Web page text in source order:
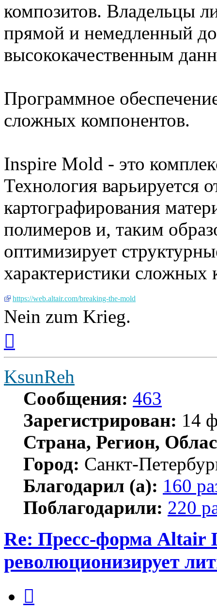
композитов. Владельцы
прямой и немедленный
высококачественным
Программное
сложных компонентов.
Inspire Mold - это
Технология варьируется
картографирования
полимеров и, таким
оптимизирует
характеристики сложных
https://web.altair.com/breaking-the-mold
Nein zum Krieg.
началу
KsunReh
Сообщения: 463
Зарегистрирован: 14
Страна, Регион,
Город: Санкт-
Благодарил (а): 160
Поблагодарили: 220
Re: Пресс-форма
революционизирует